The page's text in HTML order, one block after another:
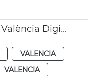
Impacto económico VDS València Digital Summit
VALENCIA
VALENCIA